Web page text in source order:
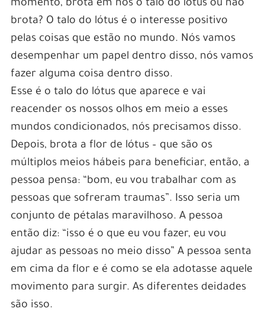
momento, brota em nós o talo do lótus ou não
brota? O talo do lótus é o interesse positivo
pelas coisas que estão no mundo. Nós vamos
desempenhar um papel dentro disso, nós vamos
fazer alguma coisa dentro disso.
Esse é o talo do lótus que aparece e vai
reacender os nossos olhos em meio a esses
mundos condicionados, nós precisamos disso.
Depois, brota a flor de lótus – que são os
múltiplos meios hábeis para beneficiar, então, a
pessoa pensa: “bom, eu vou trabalhar com as
pessoas que sofreram traumas”. Isso seria um
conjunto de pétalas maravilhoso. A pessoa
então diz: “isso é o que eu vou fazer, eu vou
ajudar as pessoas no meio disso” A pessoa senta
em cima da flor e é como se ela adotasse aquele
movimento para surgir. As diferentes deidades
são isso.